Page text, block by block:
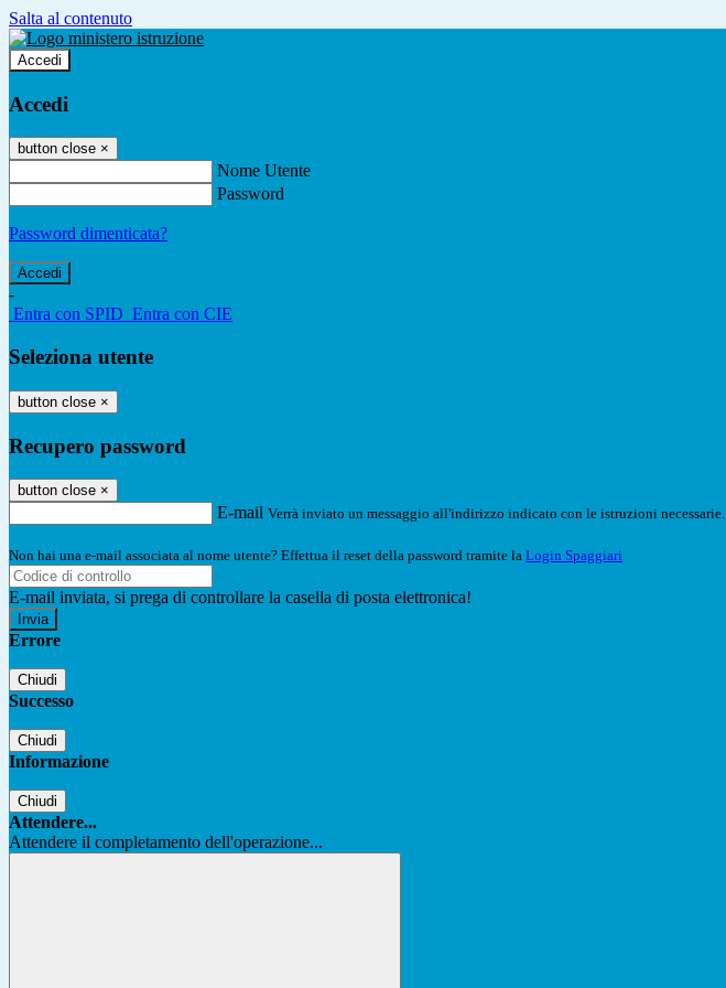
Salta al contenuto
Accedi
Accedi
button close ×
Nome Utente
Password
Password dimenticata?
-
Entra con SPID Entra con CIE
Seleziona utente
button close ×
Recupero password
button close ×
E-mail Verrà inviato un messaggio all'indirizzo indicato con le istruzioni necessarie.
Non hai una e-mail associata al nome utente? Effettua il reset della password tramite la Login Spaggiari
E-mail inviata, si prega di controllare la casella di posta elettronica!
Errore
Chiudi
Successo
Chiudi
Informazione
Chiudi
Attendere...
Attendere il completamento dell'operazione...